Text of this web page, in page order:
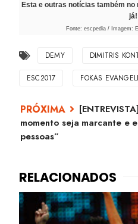
Esta e outras notícias também no
já!
Fonte: escpedia / Imagem:
DEMY DIMITRIS
ESC2017 FOKAS
momento seja marcante e
pessoas”